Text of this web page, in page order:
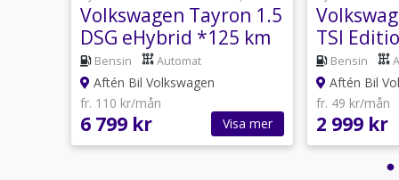
Volkswagen Tayron 1.5
DSG eHybrid *125 km
räckvidd*
Bensin Automat
Aftén Bil Volkswagen
fr. 110 kr/mån
6 799 kr Visa mer
TSI
999kr/
Bensin
Aftén Bil
fr. 49 kr/mån
2 999 kr